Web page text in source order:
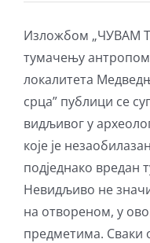
Изложбом „ЧУВАМ
тумачењу
локалитета
срца” публици се
видљивог у
које је
подједнако
Невидљиво не
на отвореном, у
предметима. Сваки